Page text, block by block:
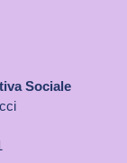
Sociale